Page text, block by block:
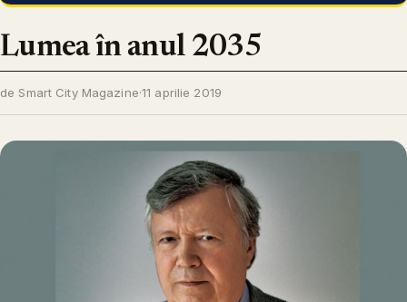
Lumea în anul 2035
de Smart City Magazine·11 aprilie 2019